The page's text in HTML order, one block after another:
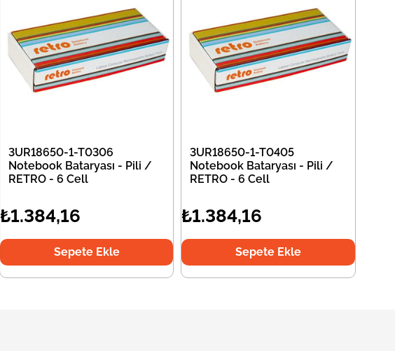
3UR18650-1-T0306
Notebook Bataryası - Pili /
RETRO - 6 Cell
₺1.384,16
Sepete Ekle
3UR18650-1-T0405
Notebook Bataryası - Pili /
RETRO - 6 Cell
₺1.384,16
Sepete Ekle